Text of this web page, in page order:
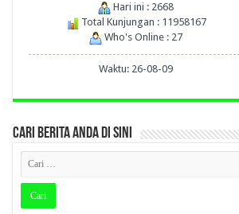
Hari ini : 2668
Total Kunjungan : 11958167
Who's Online : 27
Waktu: 26-08-09
CARI BERITA ANDA DI SINI